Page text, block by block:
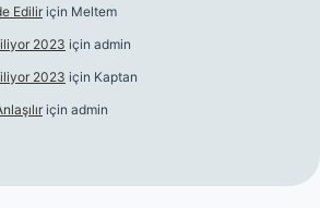
Edilir için Meltem
2023 için admin
2023 için Kaptan
için admin